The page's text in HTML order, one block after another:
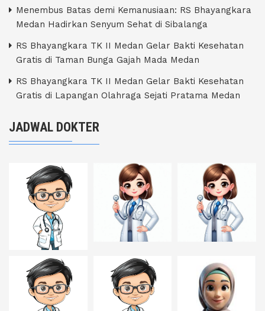
Menembus Batas demi Kemanusiaan: RS Bhayangkara
Medan Hadirkan Senyum Sehat di Sibalanga
RS Bhayangkara TK II Medan Gelar Bakti Kesehatan
Gratis di Taman Bunga Gajah Mada Medan
RS Bhayangkara TK II Medan Gelar Bakti Kesehatan
Gratis di Lapangan Olahraga Sejati Pratama Medan
JADWAL DOKTER